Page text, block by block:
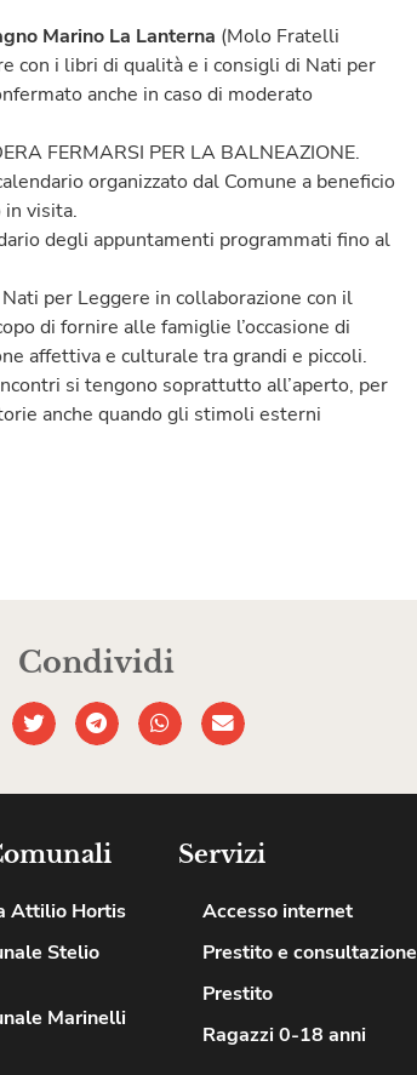
Marino La Lanterna (Molo Fratelli
con i libri di qualità e i consigli di Nati per
anche in caso di moderato
FERMARSI PER LA BALNEAZIONE.
organizzato dal Comune a beneficio
visita.
degli appuntamenti programmati fino al
per Leggere in collaborazione con il
di fornire alle famiglie l’occasione di
affettiva e culturale tra grandi e piccoli.
si tengono soprattutto all’aperto, per
anche quando gli stimoli esterni
Condividi
Attilio Hortis
Stelio
Marinelli
Servizi
Accesso internet
Prestito e consultazione
Prestito
Ragazzi 0-18 anni